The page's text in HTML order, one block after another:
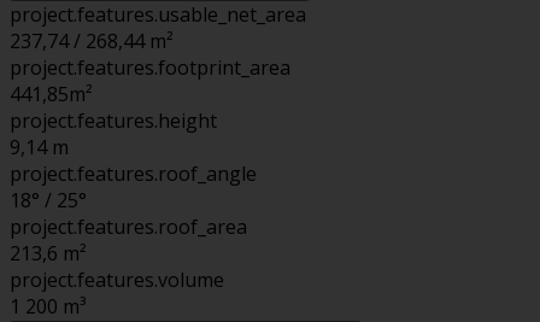
project.features.usable_net_area
237,74 / 268,44 m²
project.features.footprint_area
441,85m²
project.features.height
9,14 m
project.features.roof_angle
18° / 25°
project.features.roof_area
213,6 m²
project.features.volume
1 200 m³